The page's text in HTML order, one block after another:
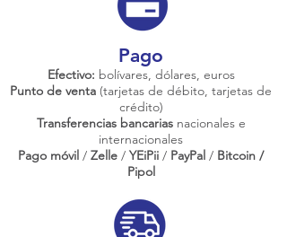
Pago
Efectivo: bolívares, dólares, euros
Punto de venta (tarjetas de débito, tarjetas de
crédito)
Transferencias bancariasnacionales e
internacionales
Pago móvil / Zelle / YEiPii / PayPal / Bitcoin /
Pipol